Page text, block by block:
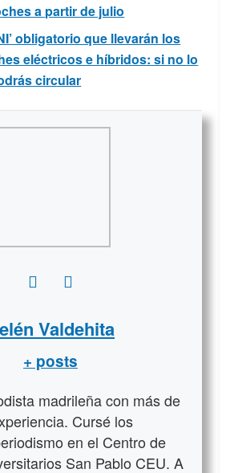
a partir de julio
obligatorio que llevarán los
eléctricos e híbridos: si no lo
circular
Valdehita
+ posts
madrileña con más de
Cursé los
en el Centro de
San Pablo CEU. A